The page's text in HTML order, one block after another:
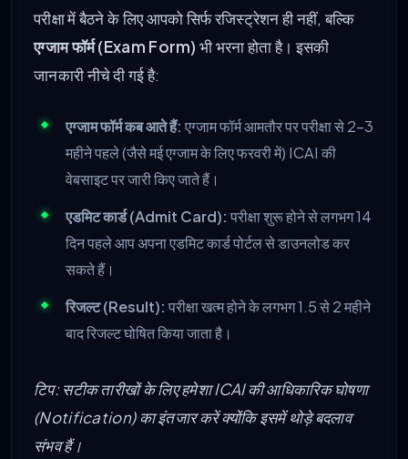
परीक्षा में बैठने के लिए आपको सिर्फ रजिस्ट्रेशन ही नहीं, बल्कि
एग्जाम फॉर्म (Exam Form) भी भरना होता है। इसकी
जानकारी नीचे दी गई है:
एग्जाम फॉर्म कब आते हैं: एग्जाम फॉर्म आमतौर पर परीक्षा से 2-3
महीने पहले (जैसे मई एग्जाम के लिए फरवरी में) ICAI की
वेबसाइट पर जारी किए जाते हैं।
एडमिट कार्ड (Admit Card): परीक्षा शुरू होने से लगभग 14
दिन पहले आप अपना एडमिट कार्ड पोर्टल से डाउनलोड कर
सकते हैं।
रिजल्ट (Result): परीक्षा खत्म होने के लगभग 1.5 से 2 महीने
बाद रिजल्ट घोषित किया जाता है।
टिप: सटीक तारीखों के लिए हमेशा ICAI की आधिकारिक घोषणा
(Notification) का इंतजार करें क्योंकि इसमें थोड़े बदलाव
संभव हैं।